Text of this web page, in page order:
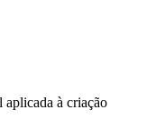
à criação